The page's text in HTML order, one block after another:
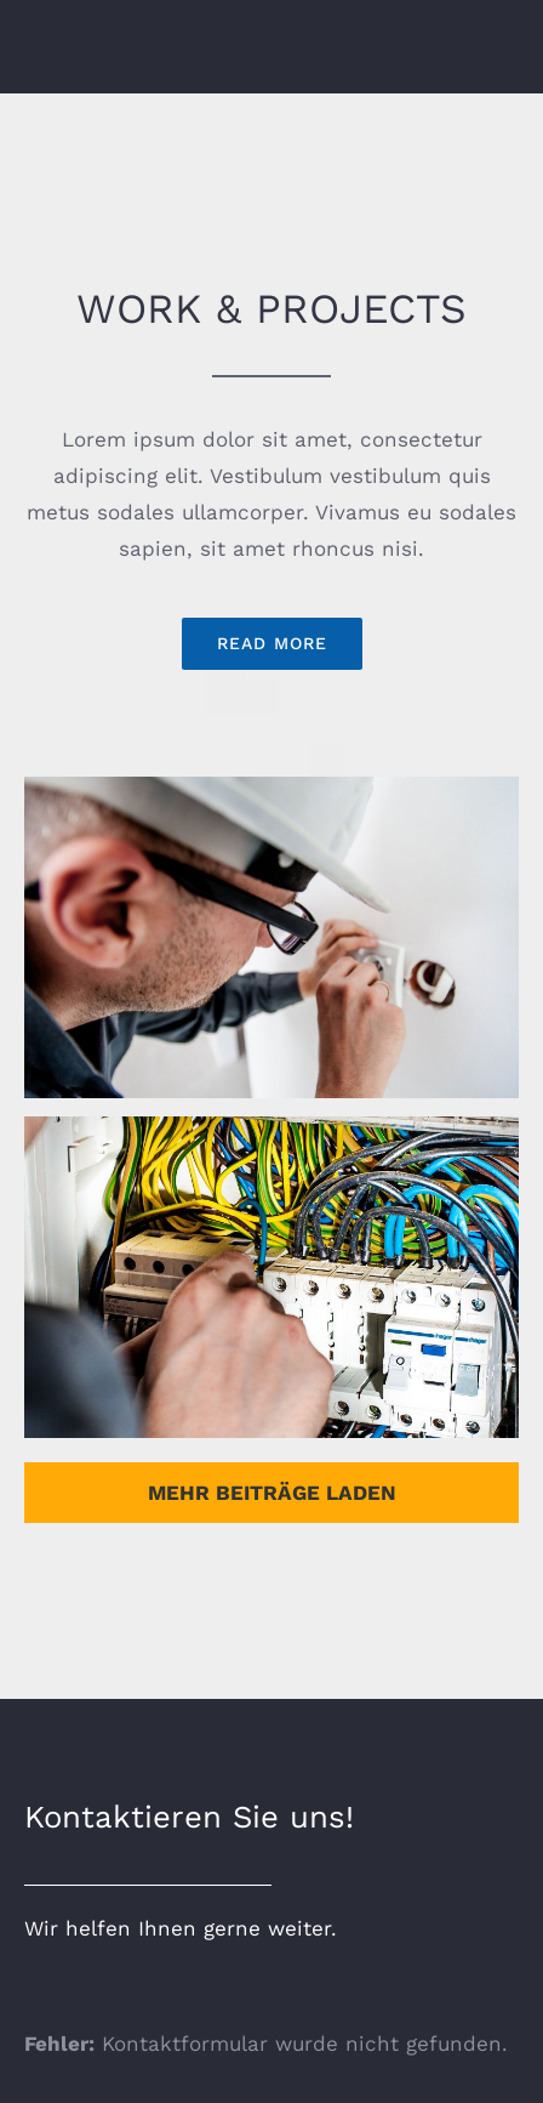
WORK & PROJECTS
Lorem ipsum dolor sit amet, consectetur
adipiscing elit. Vestibulum vestibulum quis
metus sodales ullamcorper. Vivamus eu sodales
sapien, sit amet rhoncus nisi.
READ MORE
Cable Networking
Emergency Calls
MEHR BEITRÄGE LADEN
Kontaktieren Sie uns!
Wir helfen Ihnen gerne weiter.
Fehler: Kontaktformular wurde nicht gefunden.